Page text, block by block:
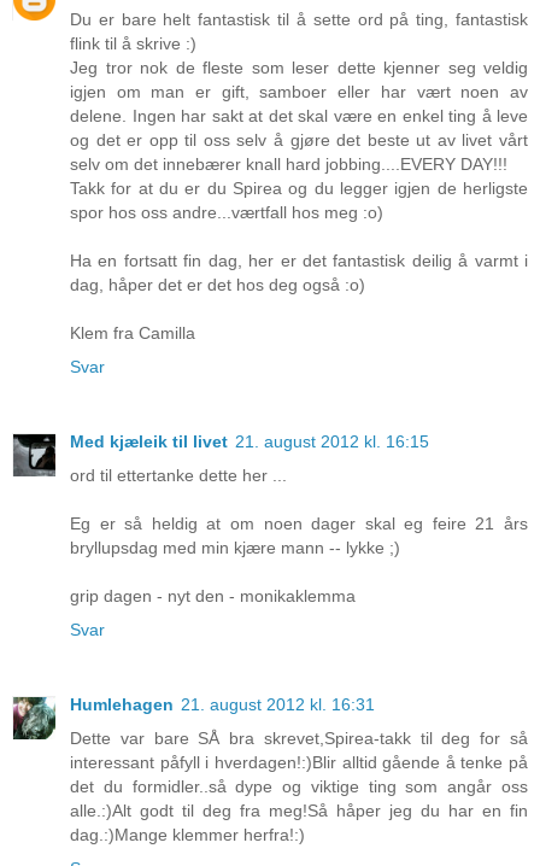
Du er bare helt fantastisk til å sette ord på ting, fantastisk
flink til å skrive :)
Jeg tror nok de fleste som leser dette kjenner seg veldig
igjen om man er gift, samboer eller har vært noen av
delene. Ingen har sakt at det skal være en enkel ting å leve
og det er opp til oss selv å gjøre det beste ut av livet vårt
selv om det innebærer knall hard jobbing....EVERY DAY!!!
Takk for at du er du Spirea og du legger igjen de herligste
spor hos oss andre...værtfall hos meg :o)
Ha en fortsatt fin dag, her er det fantastisk deilig å varmt i
dag, håper det er det hos deg også :o)
Klem fra Camilla
Svar
Med kjæleik til livet 21. august 2012 kl. 16:15
ord til ettertanke dette her ...
Eg er så heldig at om noen dager skal eg feire 21 års
bryllupsdag med min kjære mann -- lykke ;)
grip dagen - nyt den - monikaklemma
Svar
Humlehagen 21. august 2012 kl. 16:31
Dette var bare SÅ bra skrevet,Spirea-takk til deg for så
interessant påfyll i hverdagen!:)Blir alltid gående å tenke på
det du formidler..så dype og viktige ting som angår oss
alle.:)Alt godt til deg fra meg!Så håper jeg du har en fin
dag.:)Mange klemmer herfra!:)